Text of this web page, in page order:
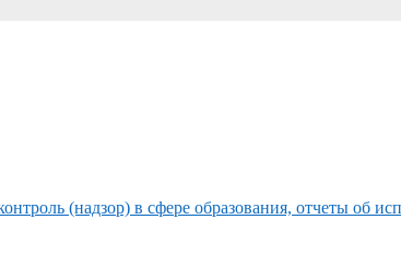
(надзор) в сфере образования, отчеты об